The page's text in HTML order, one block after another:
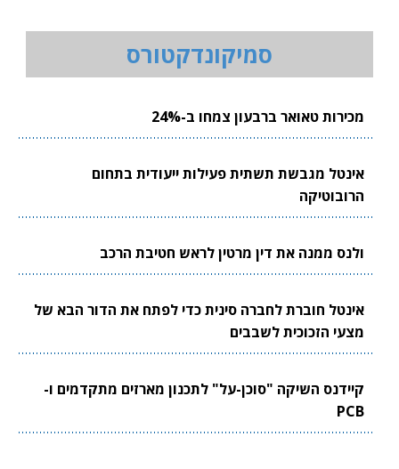
סמיקונדקטורס
מכירות טאואר ברבעון צמחו ב-24%
אינטל מגבשת תשתית פעילות ייעודית בתחום
הרובוטיקה
ולנס ממנה את דין מרטין לראש חטיבת הרכב
אינטל חוברת לחברה סינית כדי לפתח את הדור הבא של
מצעי הזכוכית לשבבים
קיידנס השיקה "סוכן-על" לתכנון מארזים מתקדמים ו-
PCB